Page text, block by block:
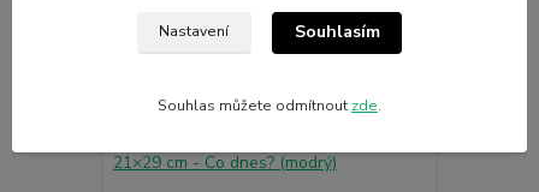
Nastavení Souhlasím
Souhlas můžete odmítnout zde.